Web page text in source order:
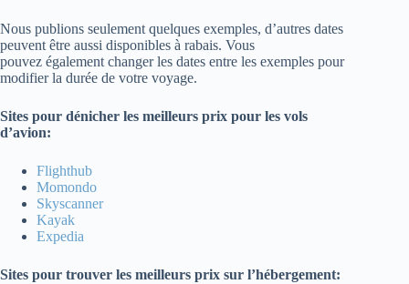
Nous publions seulement quelques exemples, d’autres dates
peuvent être aussi disponibles à rabais. Vous
pouvez également changer les dates entre les exemples pour
modifier la durée de votre voyage.
Sites pour dénicher les meilleurs prix pour les vols
d’avion:
Flighthub
Momondo
Skyscanner
Kayak
Expedia
Sites pour trouver les meilleurs prix sur l’hébergement: